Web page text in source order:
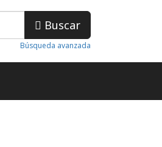
Buscar
Búsqueda avanzada